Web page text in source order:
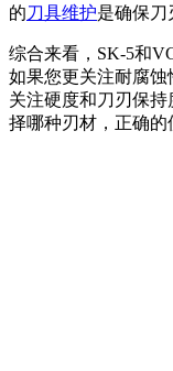
的刀具维护是确保刀
综合来看，SK-5和
如果您更关注耐腐
关注硬度和刀刃保
择哪种刃材，正确的